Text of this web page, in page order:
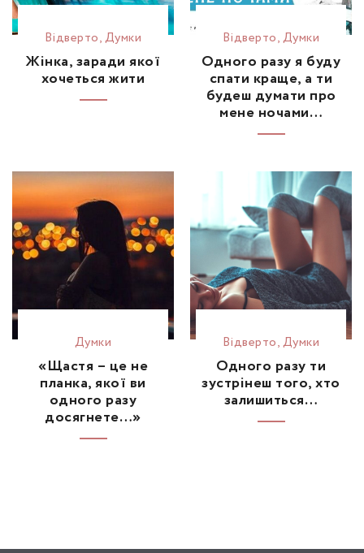
Відвертo,Думки
Жінка, заради якої
хочеться жити
Відвертo,Думки
Одного разу я буду
спати краще, а ти
будеш думати про
мене ночами…
Думки
«Щастя – це не
планка, якої ви
одного разу
досягнете…»
Відвертo,Думки
Одного разу ти
зустрінеш того, хто
залишиться…